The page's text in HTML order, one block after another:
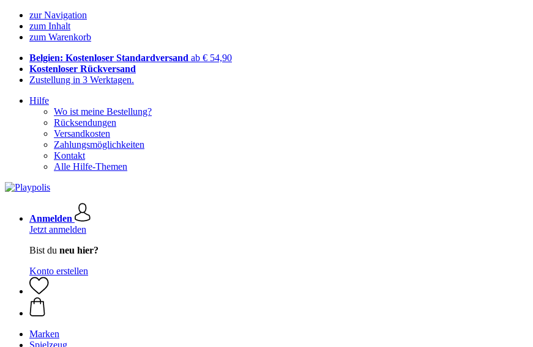
zur Navigation
zum Inhalt
zum Warenkorb
Belgien: Kostenloser Standardversand ab € 54,90
Kostenloser Rückversand
Zustellung in 3 Werktagen.
Hilfe
Wo ist meine Bestellung?
Rücksendungen
Versandkosten
Zahlungsmöglichkeiten
Kontakt
Alle Hilfe-Themen
Anmelden
Jetzt anmelden
Bist du neu hier?
Konto erstellen
Marken
Spielzeug